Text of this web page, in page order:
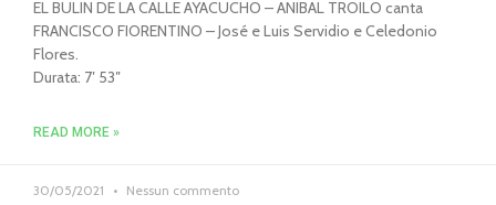
EL BULIN DE LA CALLE AYACUCHO – ANIBAL TROILO canta
FRANCISCO FIORENTINO – José e Luis Servidio e Celedonio
Flores.
Durata: 7′ 53″
READ MORE »
30/05/2021 Nessun commento